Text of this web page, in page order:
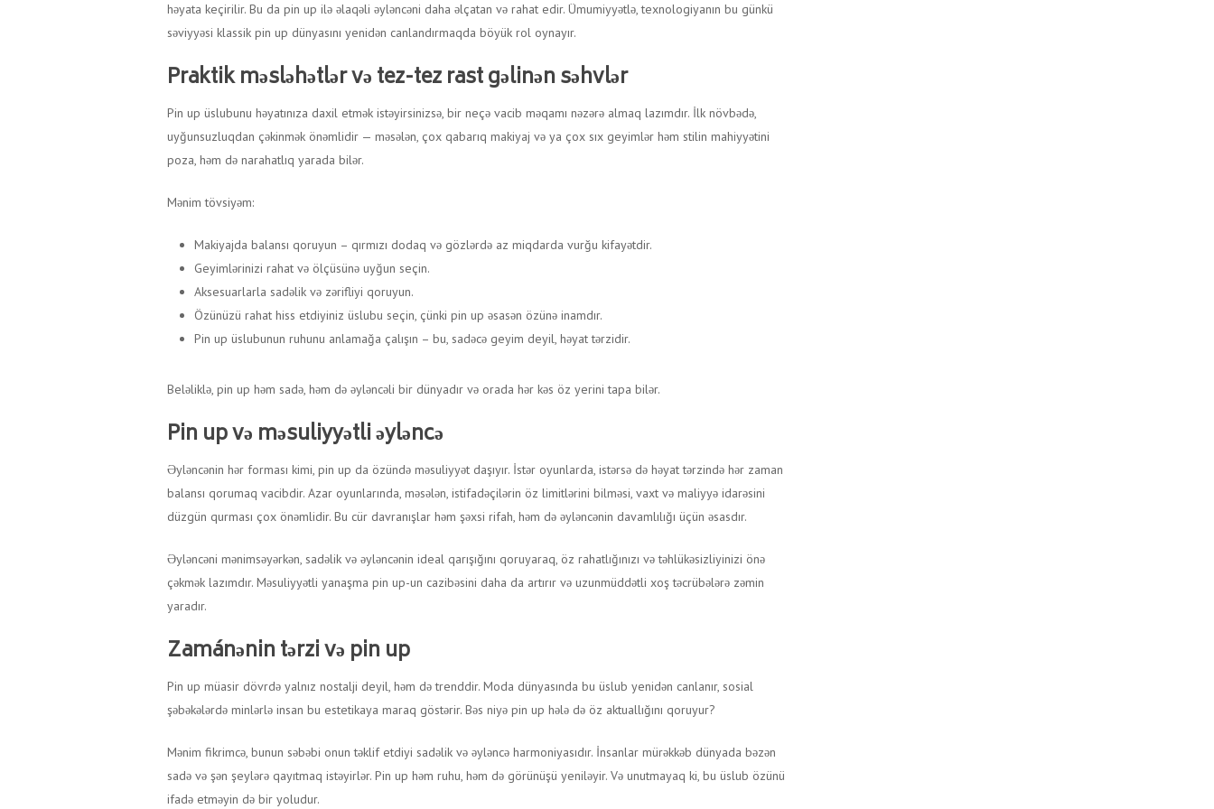
həyata keçirilir. Bu da pin up ilə əlaqəli əyləncəni daha əlçatan və rahat edir. Ümumiyyətlə, texnologiyanın bu günkü
səviyyəsi klassik pin up dünyasını yenidən canlandırmaqda böyük rol oynayır.
Praktik məsləhətlər və tez-tez rast gəlinən səhvlər
Pin up üslubunu həyatınıza daxil etmək istəyirsinizsə, bir neçə vacib məqamı nəzərə almaq lazımdır. İlk növbədə,
uyğunsuzluqdan çəkinmək önəmlidir — məsələn, çox qabarıq makiyaj və ya çox sıx geyimlər həm stilin mahiyyətini
poza, həm də narahatlıq yarada bilər.
Mənim tövsiyəm:
Makiyajda balansı qoruyun – qırmızı dodaq və gözlərdə az miqdarda vurğu kifayətdir.
Geyimlərinizi rahat və ölçüsünə uyğun seçin.
Aksesuarlarla sadəlik və zərifliyi qoruyun.
Özünüzü rahat hiss etdiyiniz üslubu seçin, çünki pin up əsasən özünə inamdır.
Pin up üslubunun ruhunu anlamağa çalışın – bu, sadəcə geyim deyil, həyat tərzidir.
Beləliklə, pin up həm sadə, həm də əyləncəli bir dünyadır və orada hər kəs öz yerini tapa bilər.
Pin up və məsuliyyətli əyləncə
Əyləncənin hər forması kimi, pin up da özündə məsuliyyət daşıyır. İstər oyunlarda, istərsə də həyat tərzində hər zaman
balansı qorumaq vacibdir. Azar oyunlarında, məsələn, istifadəçilərin öz limitlərini bilməsi, vaxt və maliyyə idarəsini
düzgün qurması çox önəmlidir. Bu cür davranışlar həm şəxsi rifah, həm də əyləncənin davamlılığı üçün əsasdır.
Əyləncəni mənimsəyərkən, sadəlik və əyləncənin ideal qarışığını qoruyaraq, öz rahatlığınızı və təhlükəsizliyinizi önə
çəkmək lazımdır. Məsuliyyətli yanaşma pin up-un cazibəsini daha da artırır və uzunmüddətli xoş təcrübələrə zəmin
yaradır.
Zamánənin tərzi və pin up
Pin up müasir dövrdə yalnız nostalji deyil, həm də trenddir. Moda dünyasında bu üslub yenidən canlanır, sosial
şəbəkələrdə minlərlə insan bu estetikaya maraq göstərir. Bəs niyə pin up hələ də öz aktuallığını qoruyur?
Mənim fikrimcə, bunun səbəbi onun təklif etdiyi sadəlik və əyləncə harmoniyasıdır. İnsanlar mürəkkəb dünyada bəzən
sadə və şən şeylərə qayıtmaq istəyirlər. Pin up həm ruhu, həm də görünüşü yeniləyir. Və unutmayaq ki, bu üslub özünü
ifadə etməyin də bir yoludur.